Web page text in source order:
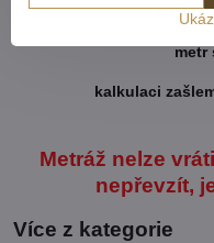
Šití
metr
kalkulaci
Metráž nelze
nepřevzít,
Více z kategorie